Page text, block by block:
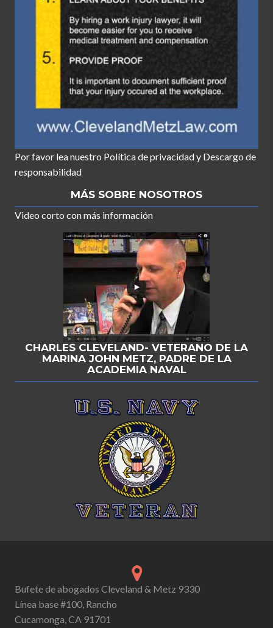
Por favor lea nuestro Política de privacidady Descargo de
responsabilidad
MÁS SOBRE NOSOTROS
Video corto con más información
CHARLES CLEVELAND- VETERANO DE LA
MARINA JOHN METZ, PADRE DE LA
ACADEMIA NAVAL
Bufete de abogados Cleveland & Metz 9330
Línea base #100, Rancho
Cucamonga, CA 91701